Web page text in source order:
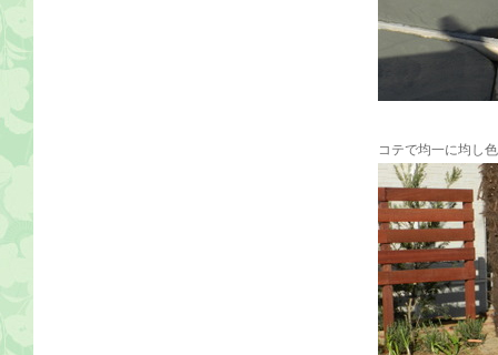
コテで均一に均し